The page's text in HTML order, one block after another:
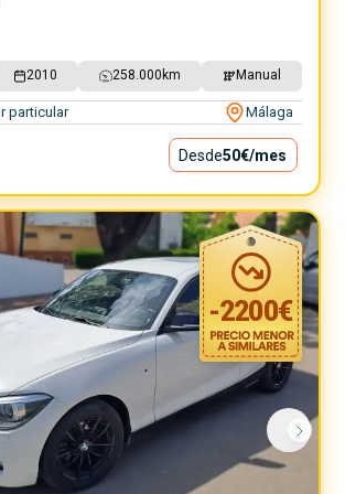
2010 258.000 km Manual
particular Málaga
Desde50€/mes
-2200€